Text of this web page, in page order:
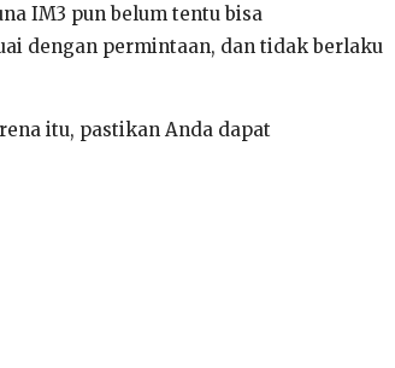
IM3 pun belum tentu bisa
dengan permintaan, dan tidak berlaku
itu, pastikan Anda dapat